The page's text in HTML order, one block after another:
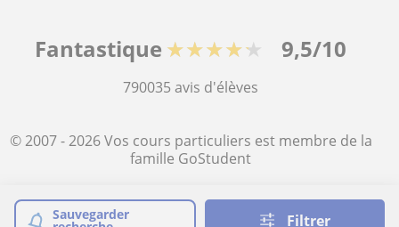
Sauvegarder Filtrer
Fantastique ★★★★★ 9,5/10
790035avis d'élèves
© 2007 - 2026 Vos cours particuliers est membre de la
famille GoStudent
Plan du site:Cours particuliers